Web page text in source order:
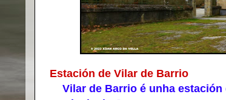
Estación de Vilar de Barrio
Vilar de Barrio é unha estación